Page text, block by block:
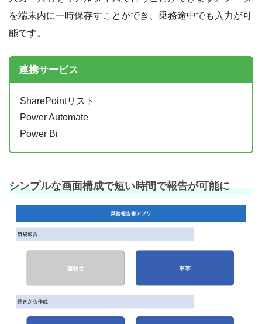
を端末内に一時保存すことができ、乗務途中でも入力が可
能です。
連携サービス
SharePointリスト
Power Automate
Power Bi
シンプルな画面構成で短い時間で報告が可能に